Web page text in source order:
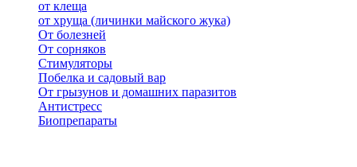
от клеща
от хруща (личинки майского жука)
От болезней
От сорняков
Стимуляторы
Побелка и садовый вар
От грызунов и домашних паразитов
Антистресс
Биопрепараты